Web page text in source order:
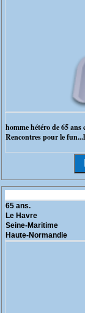
homme hétéro de 65 ans
Rencontres pour le
65 ans.
Le Havre
Seine-Maritime
Haute-Normandie